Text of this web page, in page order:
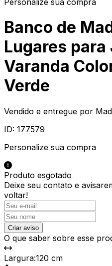
Banco de
Lugares para
Varanda
Verde
Vendido e entregue por
ID: 177579
Personalize sua compra
Produto esgotado
Deixe seu contato e
voltar!
Criar aviso
O que saber sobre esse
Largura:120 cm